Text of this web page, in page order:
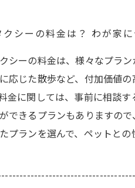
クシーの料金は？ わが家
シーの料金は、様々なプラ
応じた散歩など、付加価値
金に関しては、事前に相談
できるプランもありますの
プランを選んで、ペットとの